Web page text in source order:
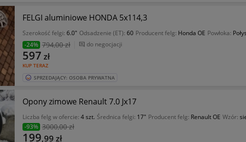
FELGI aluminiowe HONDA 5x114,3
Szerokość felgi: 6.0" Odsadzenie (ET): 60 Producent felg: Honda OE Powłoka:
-24% 794,00 zł do negocjacji
KUP TERAZ
597 zł
SPRZEDAJĄCY: OSOBA PRYWATNA
Opony zimowe Renault 7.0 Jx17
Liczba felg w ofercie: 4 szt. Średnica felgi: 17" Producent felg: Renault OE Wzór:
-93% 3000,00 zł
199,99 zł